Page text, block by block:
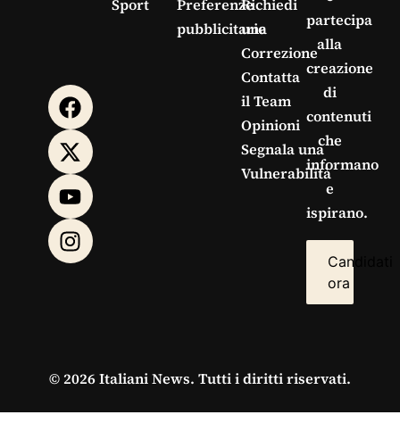
Sport
Preferenze
pubblicitarie
Richiedi
una
Correzione
Contatta
il Team
Opinioni
Segnala una
Vulnerabilità
partecipa
alla
creazione
di
contenuti
che
informano
e
ispirano.
Candidati
ora
© 2026 Italiani News. Tutti i diritti riservati.